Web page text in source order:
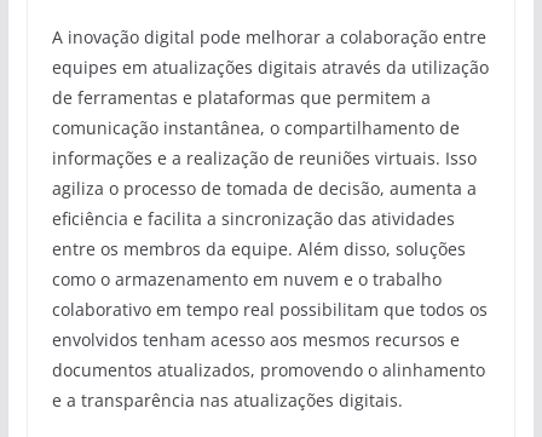
A inovação digital pode melhorar a colaboração entre
equipes em atualizações digitais através da utilização
de ferramentas e plataformas que permitem a
comunicação instantânea, o compartilhamento de
informações e a realização de reuniões virtuais. Isso
agiliza o processo de tomada de decisão, aumenta a
eficiência e facilita a sincronização das atividades
entre os membros da equipe. Além disso, soluções
como o armazenamento em nuvem e o trabalho
colaborativo em tempo real possibilitam que todos os
envolvidos tenham acesso aos mesmos recursos e
documentos atualizados, promovendo o alinhamento
e a transparência nas atualizações digitais.